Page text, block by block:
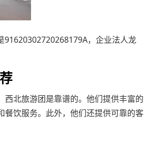
，企业法人龙
北旅游团是靠谱的。他们提供丰富的
饮服务。此外，他们还提供可靠的客